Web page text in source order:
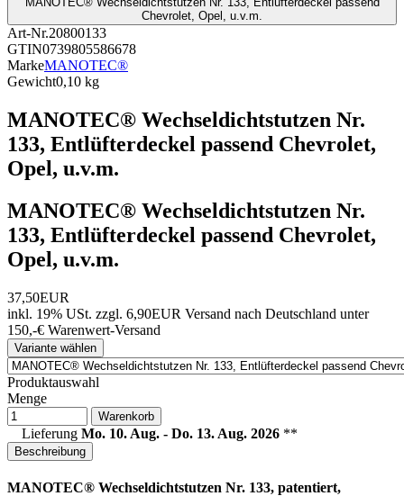
Chevrolet, Opel, u.v.m.
Art-Nr.20800133
GTIN0739805586678
MarkeMANOTEC®
Gewicht0,10 kg
MANOTEC® Wechseldichtstutzen Nr.
133, Entlüfterdeckel passend Chevrolet,
Opel, u.v.m.
MANOTEC® Wechseldichtstutzen Nr.
133, Entlüfterdeckel passend Chevrolet,
Opel, u.v.m.
37,50EUR
inkl. 19% USt. zzgl. 6,90EUR Versand nach Deutschland unter
150,-€ Warenwert-Versand
Variante wählen
Produktauswahl
Menge
Warenkorb
Lieferung Mo. 10. Aug. - Do. 13. Aug. 2026 **
Beschreibung
MANOTEC® Wechseldichtstutzen Nr. 133, patentiert,